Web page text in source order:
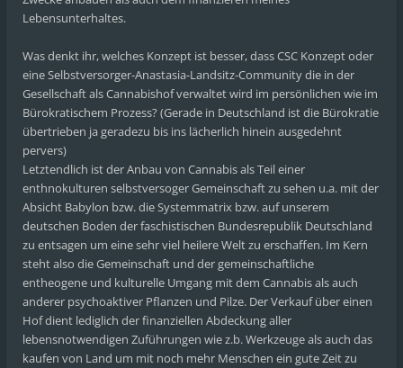
Lebensunterhaltes.
Was denkt ihr, welches Konzept ist besser, dass CSC Konzept oder
eine Selbstversorger-Anastasia-Landsitz-Community die in der
Gesellschaft als Cannabishof verwaltet wird im persönlichen wie im
Bürokratischem Prozess? (Gerade in Deutschland ist die Bürokratie
übertrieben ja geradezu bis ins lächerlich hinein ausgedehnt
pervers)
Letztendlich ist der Anbau von Cannabis als Teil einer
enthnokulturen selbstversoger Gemeinschaft zu sehen u.a. mit der
Absicht Babylon bzw. die Systemmatrix bzw. auf unserem
deutschen Boden der faschistischen Bundesrepublik Deutschland
zu entsagen um eine sehr viel heilere Welt zu erschaffen. Im Kern
steht also die Gemeinschaft und der gemeinschaftliche
entheogene und kulturelle Umgang mit dem Cannabis als auch
anderer psychoaktiver Pflanzen und Pilze. Der Verkauf über einen
Hof dient lediglich der finanziellen Abdeckung aller
lebensnotwendigen Zuführungen wie z.b. Werkzeuge als auch das
kaufen von Land um mit noch mehr Menschen ein gute Zeit zu